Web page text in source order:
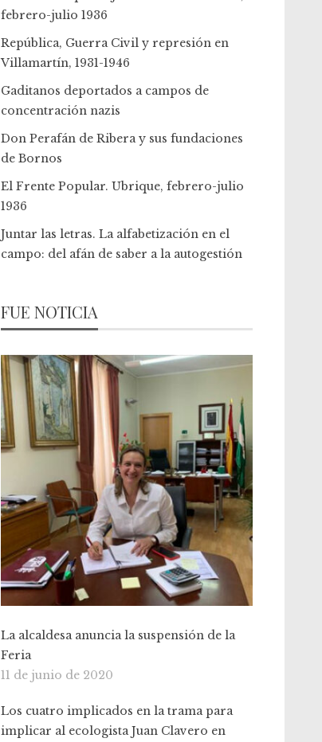
febrero-julio 1936
República, Guerra Civil y represión en
Villamartín, 1931-1946
Gaditanos deportados a campos de
concentración nazis
Don Perafán de Ribera y sus fundaciones
de Bornos
El Frente Popular. Ubrique, febrero-julio
1936
Juntar las letras. La alfabetización en el
campo: del afán de saber a la autogestión
FUE NOTICIA
La alcaldesa anuncia la suspensión de la
Feria
11 de junio de 2020
Los cuatro implicados en la trama para
implicar al ecologista Juan Clavero en